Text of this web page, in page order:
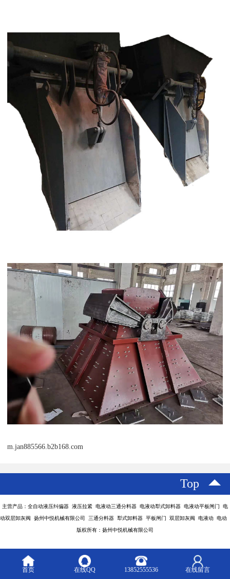
m.jan885566.b2b168.com
Top
主营产品：全自动液压纠偏器 液压拉紧 电液动三通分料器 电液动犁式卸料器 电液动平板闸门 电
动双层卸灰阀 扬州中悦机械有限公司 三通分料器 犁式卸料器 平板闸门 双层卸灰阀 电液动 电动
版权所有：扬州中悦机械有限公司
首页 在线QQ 13852555536 在线留言